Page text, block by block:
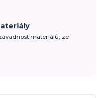
materiálů, ze